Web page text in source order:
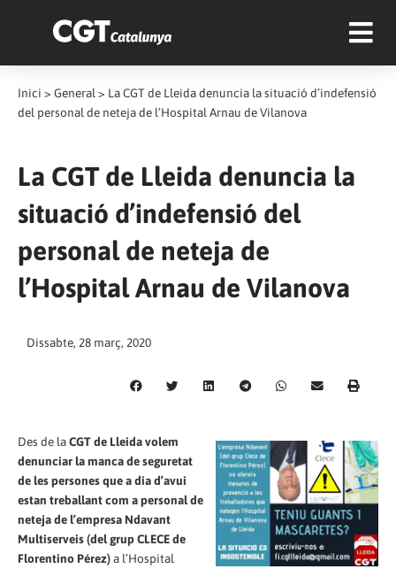
Inici > General > La CGT de Lleida denuncia la situació d’indefensió
del personal de neteja de l’Hospital Arnau de Vilanova
La CGT de Lleida denuncia la
situació d’indefensió del
personal de neteja de
l’Hospital Arnau de Vilanova
Dissabte, 28 març, 2020
Des de laCGT de Lleida volem
denunciar la manca de seguretat
de les persones que a dia d’avui
estan treballant com a personal de
neteja de l’empresa Ndavant
Multiserveis (del grup CLECE de
Florentino Pérez)a l’Hospital